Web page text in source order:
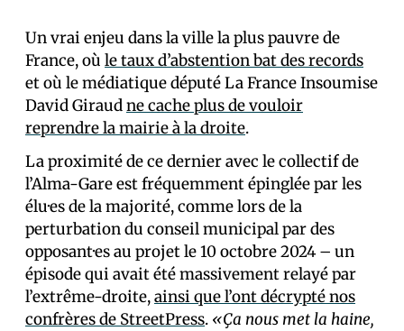
Un vrai enjeu dans la ville la plus pauvre de
France, où le taux d’abstention bat des records
et où le médiatique député La France Insoumise
David Giraudne cache plus de vouloir
reprendre la mairie à la droite.
La proximité de ce dernier avec le collectif de
l’Alma-Gare est fréquemment épinglée par les
élu·es de la majorité, comme lors de la
perturbation du conseil municipal par des
opposant·es au projet le 10 octobre 2024 – un
épisode qui avait été massivement relayé par
l’extrême-droite,ainsi que l’ont décrypté nos
confrères de StreetPress. «Ça nous met la haine,